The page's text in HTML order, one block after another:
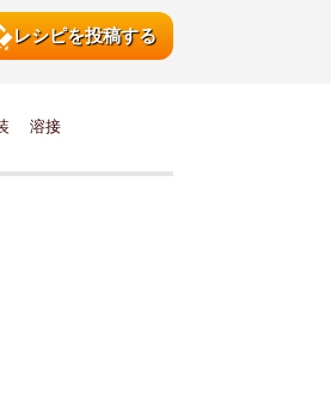
レシピを投稿する
溶接